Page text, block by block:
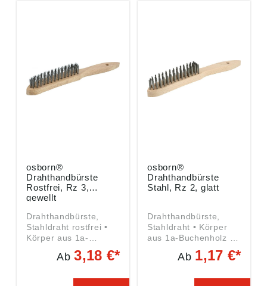
osborn®
Drahthandbürste
Rostfrei, Rz 3,
gewellt
Drahthandbürste,
Stahldraht rostfrei •
Körper aus 1a-
Buchenholz •
Rostfreier Stahldraht,
Entrosten, Entlacken
Ab3,18 €*
osborn®
Drahthandbürste
Stahl, Rz 2, glatt
Drahthandbürste,
Stahldraht • Körper
aus 1a-Buchenholz •
Gussstahldraht, glatt •
Zum Entrosten,
Bearbeitung von
Ab 1,17 €*